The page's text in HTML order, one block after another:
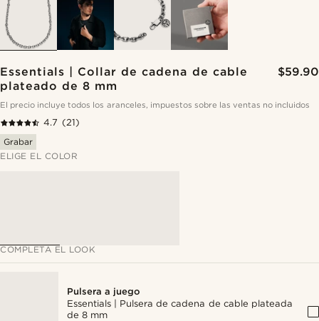
Essentials | Collar de cadena de cable
plateado de 8 mm
$59.90
El precio incluye todos los aranceles, impuestos sobre las ventas no incluidos
4.7 (21)
Grabar
ELIGE EL COLOR
COMPLETA EL LOOK
Pulsera a juego
Essentials | Pulsera de cadena de cable plateada
de 8 mm